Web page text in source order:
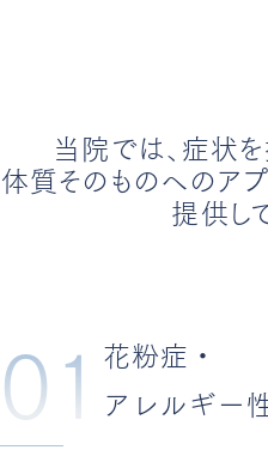
当院では、症状を
体質そのものへのア
提供し
01 花粉症・
アレルギー